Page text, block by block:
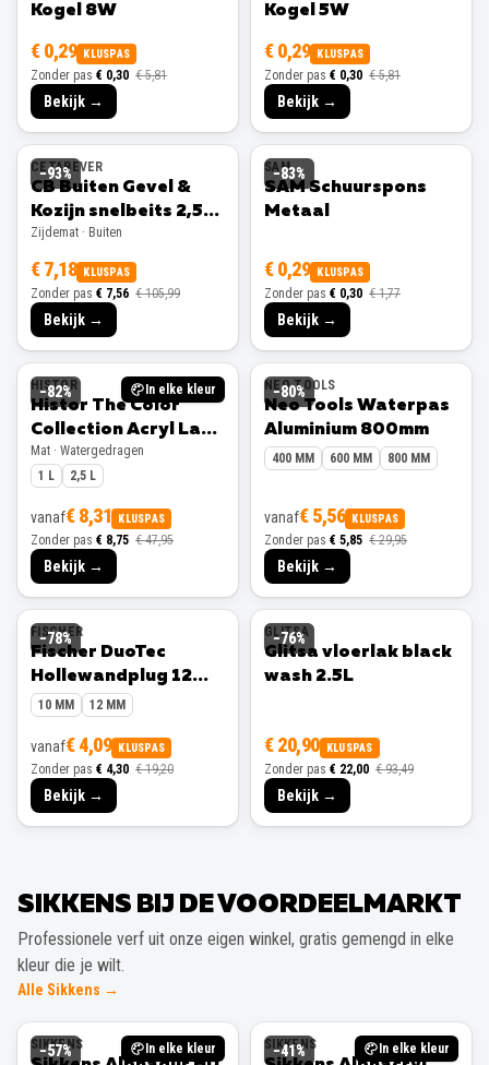
Kogel 8W
€ 0,29 KLUSPAS
Zonder pas € 0,30 € 5,81
Bekijk →
Kogel 5W
€ 0,29 KLUSPAS
Zonder pas € 0,30 € 5,81
Bekijk →
−93%
CETABEVER
CB Buiten Gevel &
Kozijn snelbeits 2,5L
Ral 9001 Zijdemat
Zijdemat · Buiten
€ 7,18 KLUSPAS
Zonder pas € 7,56 € 105,99
Bekijk →
−83%
SAM
SAM Schuurspons
Metaal
€ 0,29 KLUSPAS
Zonder pas € 0,30 € 1,77
Bekijk →
−82% In elke kleur
HISTOR
Histor The Color
Collection Acryl Lak
Mat
Mat · Watergedragen
1 L
2,5 L
vanaf€ 8,31 KLUSPAS
Zonder pas € 8,75 € 47,95
Bekijk →
−80%
NEO TOOLS
Neo Tools Waterpas
Aluminium 800mm
400 MM 600 MM 800 MM
vanaf€ 5,56 KLUSPAS
Zonder pas € 5,85 € 29,95
Bekijk →
−78%
FISCHER
Fischer DuoTec
Hollewandplug 12
mm 10 stuks
10 MM 12 MM
vanaf€ 4,09 KLUSPAS
Zonder pas € 4,30 € 19,20
Bekijk →
−76%
GLITSA
Glitsa vloerlak black
wash 2.5L
€ 20,90 KLUSPAS
Zonder pas € 22,00 € 93,49
Bekijk →
SIKKENS BIJ DE VOORDEELMARKT
Professionele verf uit onze eigen winkel, gratis gemengd in elke
kleur die je wilt.
Alle Sikkens →
−57% In elke kleur
SIKKENS −41% In elke kleur
SIKKENS